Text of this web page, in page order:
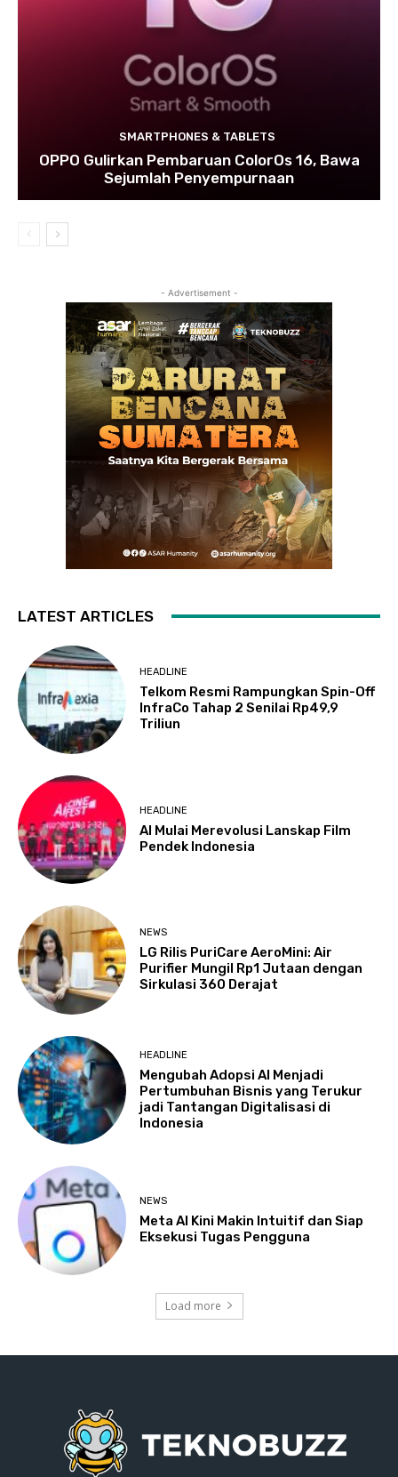
SMARTPHONES & TABLETS
OPPO Gulirkan Pembaruan ColorOs 16, Bawa
Sejumlah Penyempurnaan
- Advertisement -
LATEST ARTICLES
HEADLINE
Telkom Resmi Rampungkan Spin-Off
InfraCo Tahap 2 Senilai Rp49,9
Triliun
HEADLINE
AI Mulai Merevolusi Lanskap Film
Pendek Indonesia
NEWS
LG Rilis PuriCare AeroMini: Air
Purifier Mungil Rp1 Jutaan dengan
Sirkulasi 360 Derajat
HEADLINE
Mengubah Adopsi AI Menjadi
Pertumbuhan Bisnis yang Terukur
jadi Tantangan Digitalisasi di
Indonesia
NEWS
Meta AI Kini Makin Intuitif dan Siap
Eksekusi Tugas Pengguna
Load more